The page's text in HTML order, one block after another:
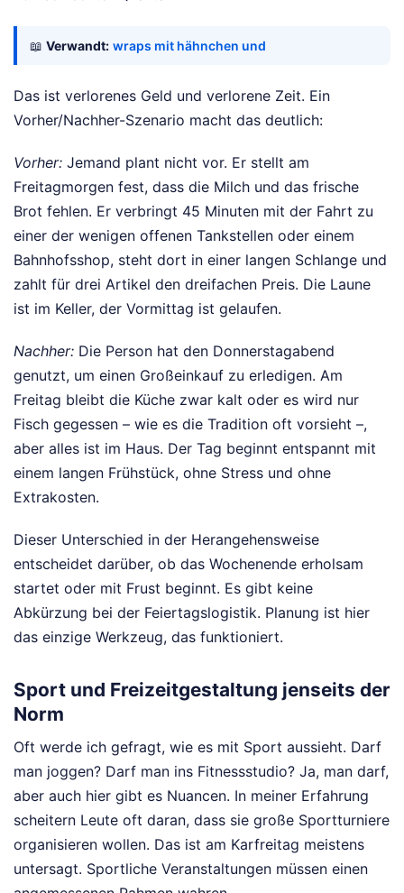
📖 Verwandt: wraps mit hähnchen und
Das ist verlorenes Geld und verlorene Zeit. Ein
Vorher/Nachher-Szenario macht das deutlich:
Vorher: Jemand plant nicht vor. Er stellt am
Freitagmorgen fest, dass die Milch und das frische
Brot fehlen. Er verbringt 45 Minuten mit der Fahrt zu
einer der wenigen offenen Tankstellen oder einem
Bahnhofsshop, steht dort in einer langen Schlange und
zahlt für drei Artikel den dreifachen Preis. Die Laune
ist im Keller, der Vormittag ist gelaufen.
Nachher: Die Person hat den Donnerstagabend
genutzt, um einen Großeinkauf zu erledigen. Am
Freitag bleibt die Küche zwar kalt oder es wird nur
Fisch gegessen – wie es die Tradition oft vorsieht –,
aber alles ist im Haus. Der Tag beginnt entspannt mit
einem langen Frühstück, ohne Stress und ohne
Extrakosten.
Dieser Unterschied in der Herangehensweise
entscheidet darüber, ob das Wochenende erholsam
startet oder mit Frust beginnt. Es gibt keine
Abkürzung bei der Feiertagslogistik. Planung ist hier
das einzige Werkzeug, das funktioniert.
Sport und Freizeitgestaltung jenseits der
Norm
Oft werde ich gefragt, wie es mit Sport aussieht. Darf
man joggen? Darf man ins Fitnessstudio? Ja, man darf,
aber auch hier gibt es Nuancen. In meiner Erfahrung
scheitern Leute oft daran, dass sie große Sportturniere
organisieren wollen. Das ist am Karfreitag meistens
untersagt. Sportliche Veranstaltungen müssen einen